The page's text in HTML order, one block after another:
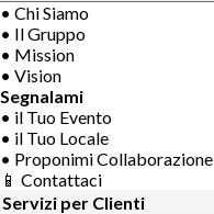
• Chi Siamo
• Il Gruppo
• Mission
• Vision
Segnalami
• il Tuo Evento
• il Tuo Locale
• Proponimi Collaborazione
📱 Contattaci
Servizi per Clienti